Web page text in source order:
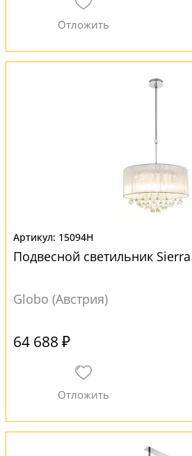
15094H
Подвесной светильник
Globo (Австрия)
64 688 ₽